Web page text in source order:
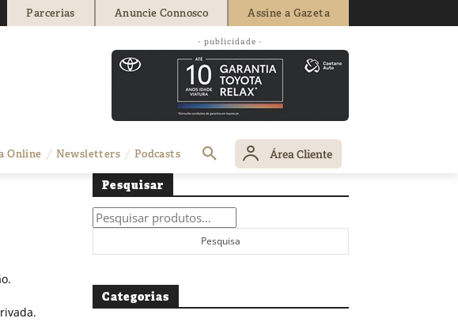
Parcerias Anuncie Connosco Assine a Gazeta
- publicidade -
Online Newsletters Podcasts Área Cliente
Pesquisar
Pesquisar
por:
Pesquisa
Categorias